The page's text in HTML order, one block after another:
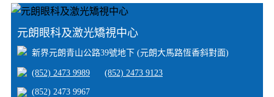
元朗眼科及激光矯視中心
新界元朗青山公路39號地下 (元朗大馬路恆香斜對面)
(852) 2473 9989 (852) 2473 9123
(852) 2473 9967